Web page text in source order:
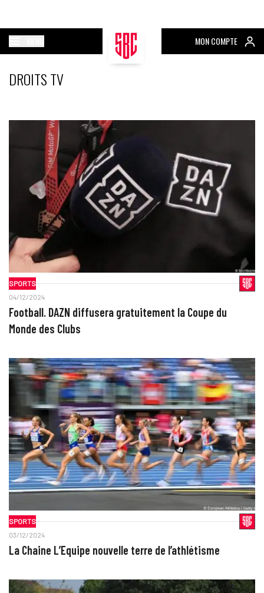
MON COMPTE
DROITS TV
SPORTS
04/12/2024
Football. DAZN diffusera gratuitement la Coupe du
Monde des Clubs
SPORTS
03/12/2024
La Chaine L’Equipe nouvelle terre de l’athlétisme